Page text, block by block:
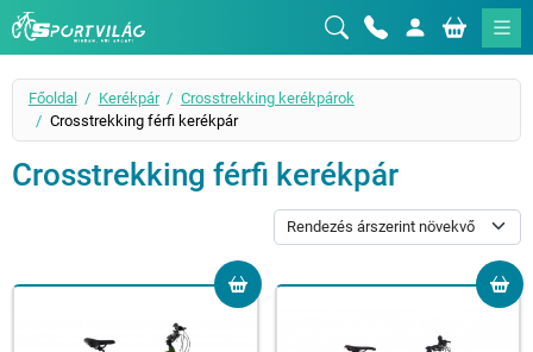
Sportvilág
Főoldal Kerékpár
Crosstrekking kerékpárok
Crosstrekking férfi kerékpár
Crosstrekking férfi kerékpár